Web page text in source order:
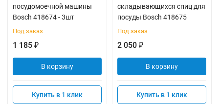
посудомоечной машины
Bosch 418674 - 3шт
Под заказ
1 185 ₽
В корзину
Купить в 1 клик
складывающихся спиц для
посуды Bosch 418675
Под заказ
2 050 ₽
В корзину
Купить в 1 клик